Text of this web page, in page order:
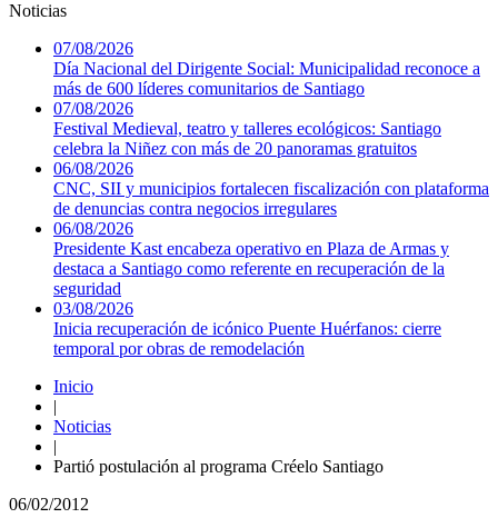
Noticias
07/08/2026
Día Nacional del Dirigente Social: Municipalidad reconoce a
más de 600 líderes comunitarios de Santiago
07/08/2026
Festival Medieval, teatro y talleres ecológicos: Santiago
celebra la Niñez con más de 20 panoramas gratuitos
06/08/2026
CNC, SII y municipios fortalecen fiscalización con plataforma
de denuncias contra negocios irregulares
06/08/2026
Presidente Kast encabeza operativo en Plaza de Armas y
destaca a Santiago como referente en recuperación de la
seguridad
03/08/2026
Inicia recuperación de icónico Puente Huérfanos: cierre
temporal por obras de remodelación
Inicio
|
Noticias
|
Partió postulación al programa Créelo Santiago
06/02/2012